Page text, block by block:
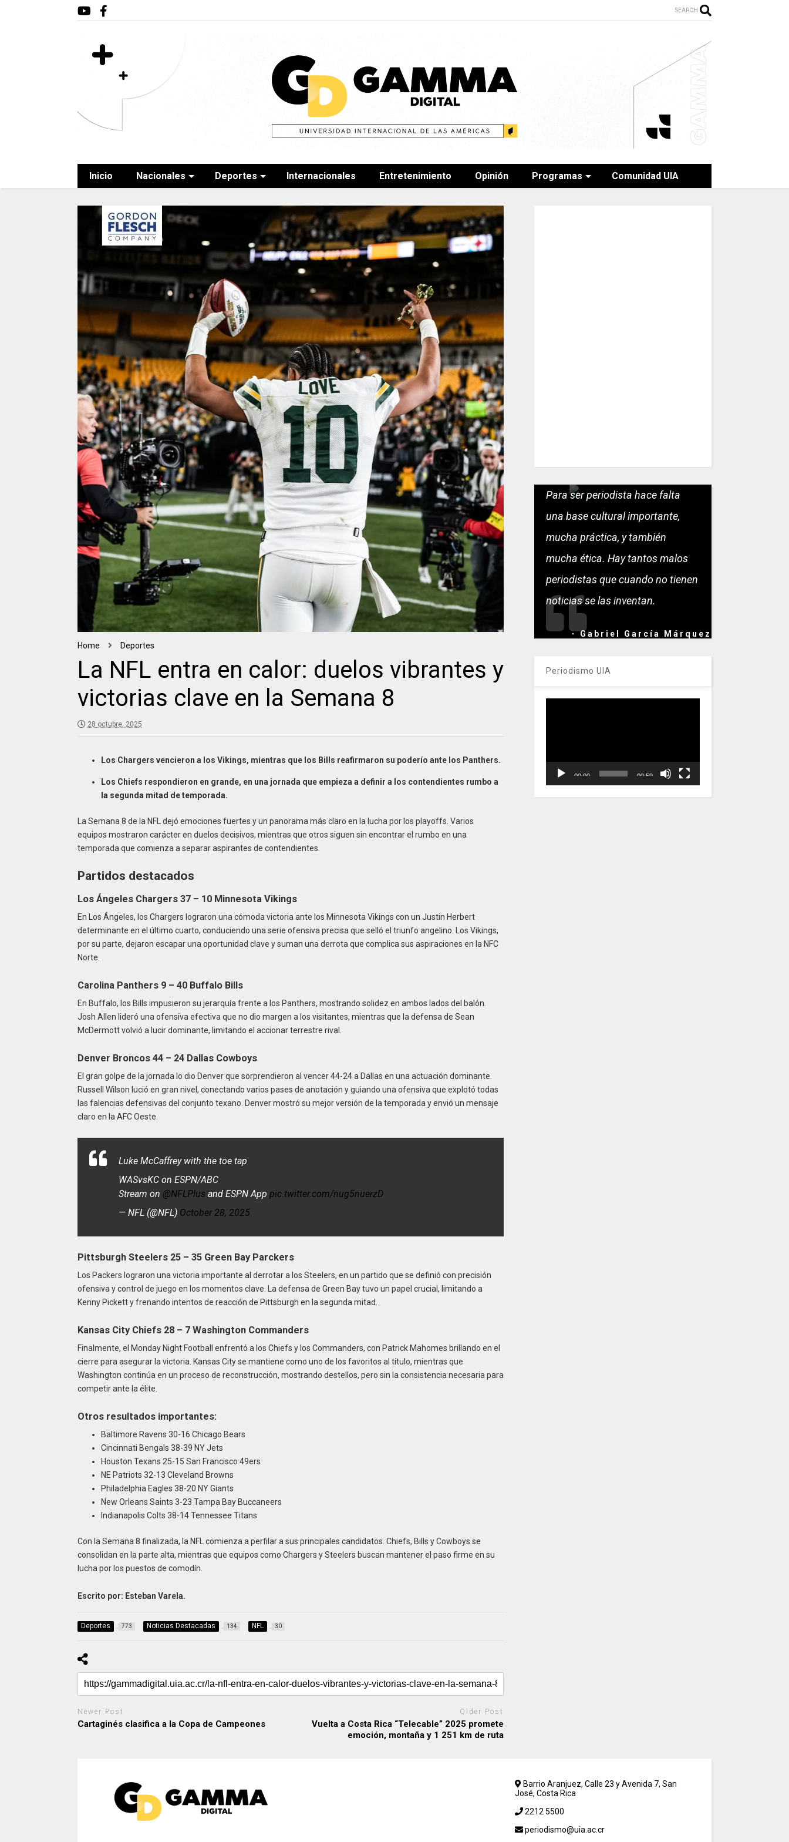
SEARCH
Inicio Nacionales Deportes Internacionales Entretenimiento Opinión Programas Comunidad UIA
Home Deportes
La NFL entra en calor: duelos vibrantes y
victorias clave en la Semana 8
28 octubre, 2025
Los Chargers vencieron a los Vikings, mientras que los Bills reafirmaron su poderío ante los Panthers.
Los Chiefs respondieron en grande, en una jornada que empieza a definir a los contendientes rumbo a
la segunda mitad de temporada.
La Semana 8 de la NFL dejó emociones fuertes y un panorama más claro en la lucha por los playoffs. Varios
equipos mostraron carácter en duelos decisivos, mientras que otros siguen sin encontrar el rumbo en una
temporada que comienza a separar aspirantes de contendientes.
Partidos destacados
Los Ángeles Chargers 37 – 10 Minnesota Vikings
En Los Ángeles, los Chargers lograron una cómoda victoria ante los Minnesota Vikings con un Justin Herbert
determinante en el último cuarto, conduciendo una serie ofensiva precisa que selló el triunfo angelino. Los Vikings,
por su parte, dejaron escapar una oportunidad clave y suman una derrota que complica sus aspiraciones en la NFC
Norte.
Carolina Panthers 9 – 40 Buffalo Bills
En Buffalo, los Bills impusieron su jerarquía frente a los Panthers, mostrando solidez en ambos lados del balón.
Josh Allen lideró una ofensiva efectiva que no dio margen a los visitantes, mientras que la defensa de Sean
McDermott volvió a lucir dominante, limitando el accionar terrestre rival.
Denver Broncos 44 – 24 Dallas Cowboys
El gran golpe de la jornada lo dio Denver que sorprendieron al vencer 44-24 a Dallas en una actuación dominante.
Russell Wilson lució en gran nivel, conectando varios pases de anotación y guiando una ofensiva que explotó todas
las falencias defensivas del conjunto texano. Denver mostró su mejor versión de la temporada y envió un mensaje
claro en la AFC Oeste.
Luke McCaffrey with the toe tap
WASvsKC on ESPN/ABC
Stream on @NFLPlus and ESPN App pic.twitter.com/nug5nuerzD
— NFL (@NFL) October 28, 2025
Pittsburgh Steelers 25 – 35 Green Bay Parckers
Los Packers lograron una victoria importante al derrotar a los Steelers, en un partido que se definió con precisión
ofensiva y control de juego en los momentos clave. La defensa de Green Bay tuvo un papel crucial, limitando a
Kenny Pickett y frenando intentos de reacción de Pittsburgh en la segunda mitad.
Kansas City Chiefs 28 – 7 Washington Commanders
Finalmente, el Monday Night Football enfrentó a los Chiefs y los Commanders, con Patrick Mahomes brillando en el
cierre para asegurar la victoria. Kansas City se mantiene como uno de los favoritos al título, mientras que
Washington continúa en un proceso de reconstrucción, mostrando destellos, pero sin la consistencia necesaria para
competir ante la élite.
Otros resultados importantes:
Baltimore Ravens 30-16 Chicago Bears
Cincinnati Bengals 38-39 NY Jets
Houston Texans 25-15 San Francisco 49ers
NE Patriots 32-13 Cleveland Browns
Philadelphia Eagles 38-20 NY Giants
New Orleans Saints 3-23 Tampa Bay Buccaneers
Indianapolis Colts 38-14 Tennessee Titans
Con la Semana 8 finalizada, la NFL comienza a perfilar a sus principales candidatos. Chiefs, Bills y Cowboys se
consolidan en la parte alta, mientras que equipos como Chargers y Steelers buscan mantener el paso firme en su
lucha por los puestos de comodín.
Escrito por: Esteban Varela.
Deportes 773 Noticias Destacadas 134 NFL 30
Newer Post
Cartaginés clasifica a la Copa de Campeones
Older Post
Vuelta a Costa Rica “Telecable” 2025 promete
emoción, montaña y 1 251 km de ruta
Para ser periodista hace falta
una base cultural importante,
mucha práctica, y también
mucha ética. Hay tantos malos
periodistas que cuando no tienen
noticias se las inventan.
- Gabriel García Márquez
Periodismo UIA
00:00 00:59
Barrio Aranjuez, Calle 23 y Avenida 7, San
José, Costa Rica
2212 5500
periodismo@uia.ac.cr